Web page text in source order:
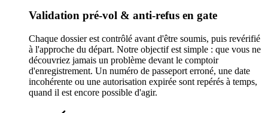
Validation pré-vol & anti-refus en gate
Chaque dossier est contrôlé avant d'être soumis, puis revérifié
à l'approche du départ. Notre objectif est simple : que vous ne
découvriez jamais un problème devant le comptoir
d'enregistrement. Un numéro de passeport erroné, une date
incohérente ou une autorisation expirée sont repérés à temps,
quand il est encore possible d'agir.